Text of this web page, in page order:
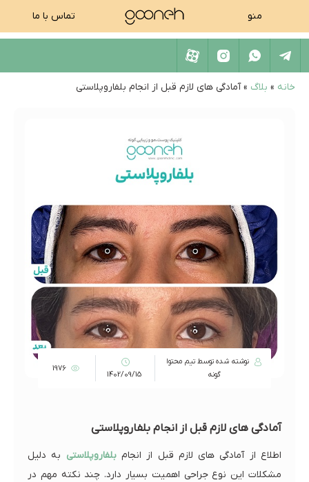
منو تماس با ما
خانه » بلاگ »آمادگی های لازم قبل از انجام بلفاروپلاستی
نوشته شده توسط تیم محتوا
گونه
1402/09/15
1976
آمادگی های لازم قبل از انجام بلفاروپلاستی
اطلاع از آمادگی های لازم قبل از انجامبلفاروپلاستی به دلیل
مشکلات این نوع جراحی اهمیت بسیار دارد. چند نکته مهم در